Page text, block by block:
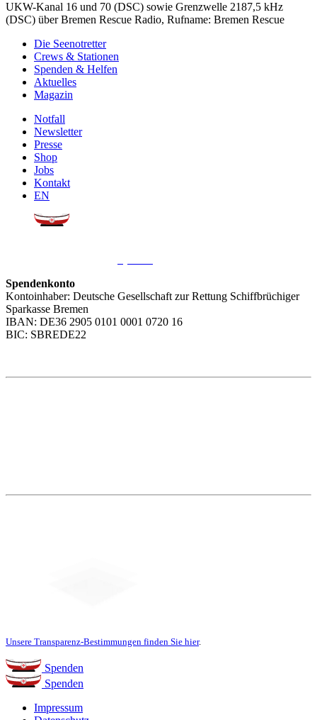
UKW-Kanal 16 und 70 (DSC) sowie Grenzwelle 2187,5 kHz
(DSC) über Bremen Rescue Radio, Rufname: Bremen Rescue
Die Seenotretter
Crews & Stationen
Spenden & Helfen
Aktuelles
Magazin
Notfall
Newsletter
Presse
Shop
Jobs
Kontakt
EN
Spendenkonto
Kontoinhaber: Deutsche Gesellschaft zur Rettung Schiffbrüchiger
Sparkasse Bremen
IBAN: DE36 2905 0101 0001 0720 16
BIC: SBREDE22
Unsere Transparenz-Bestimmungen finden Sie hier.
Spenden
Spenden
Impressum